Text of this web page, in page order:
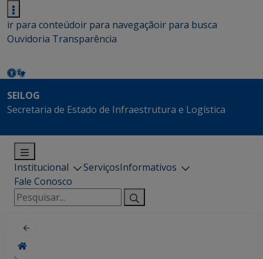
ir para conteúdoir para navegaçãoir para busca
Ouvidoria Transparência
SEILOG
Secretaria de Estado de Infraestrutura e Logística
Institucional ServiçosInformativos
Fale Conosco
Pesquisar
por: